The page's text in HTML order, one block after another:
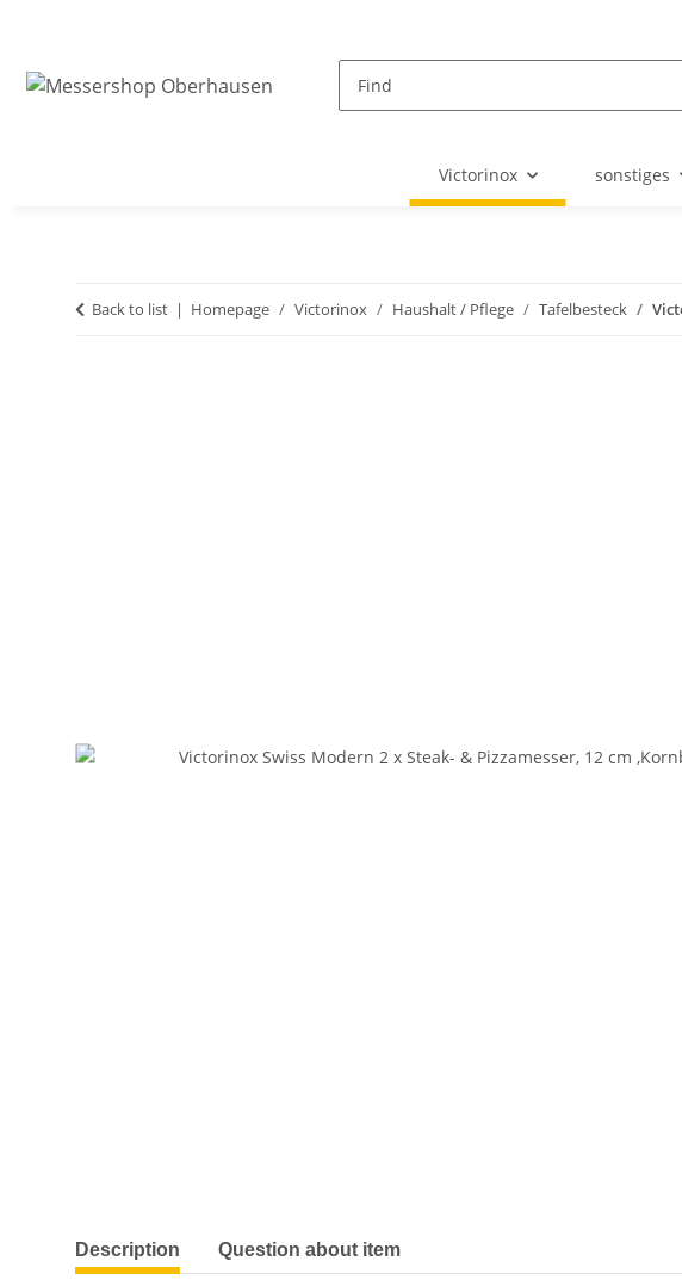
Victorinox sonstiges
Back to list Homepage Victorinox Haushalt / Pflege Tafelbesteck
show more tabs
Description Question about item